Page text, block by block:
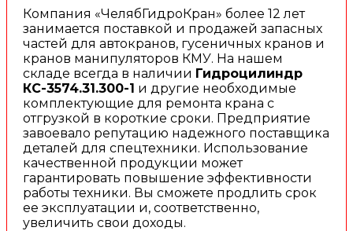
Компания «ЧелябГидроКран» более 12 лет
занимается поставкой и продажей запасных
частей для автокранов, гусеничных кранов и
кранов манипуляторов КМУ. На нашем
складе всегда в наличии Гидроцилиндр
КС-3574.31.300-1 и другие необходимые
комплектующие для ремонта крана с
отгрузкой в короткие сроки. Предприятие
завоевало репутацию надежного поставщика
деталей для спецтехники. Использование
качественной продукции может
гарантировать повышение эффективности
работы техники. Вы сможете продлить срок
ее эксплуатации и, соответственно,
увеличить свои доходы.